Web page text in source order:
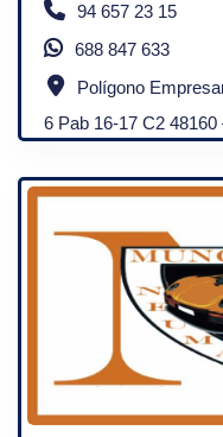
94 657 23 15
688 847 633
Polígono
6 Pab 16-17 C2